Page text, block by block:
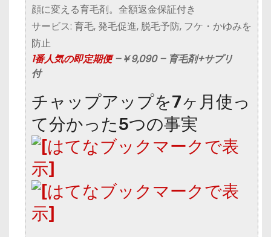
顔に変える育毛剤。全額返金保証付き
サービス: 育毛, 発毛促進, 脱毛予防, フケ・かゆみを
防止
1番人気の即定期便–￥9,090– 育毛剤+サプリ
付
チャップアップを7ヶ月使っ
て分かった5つの事実